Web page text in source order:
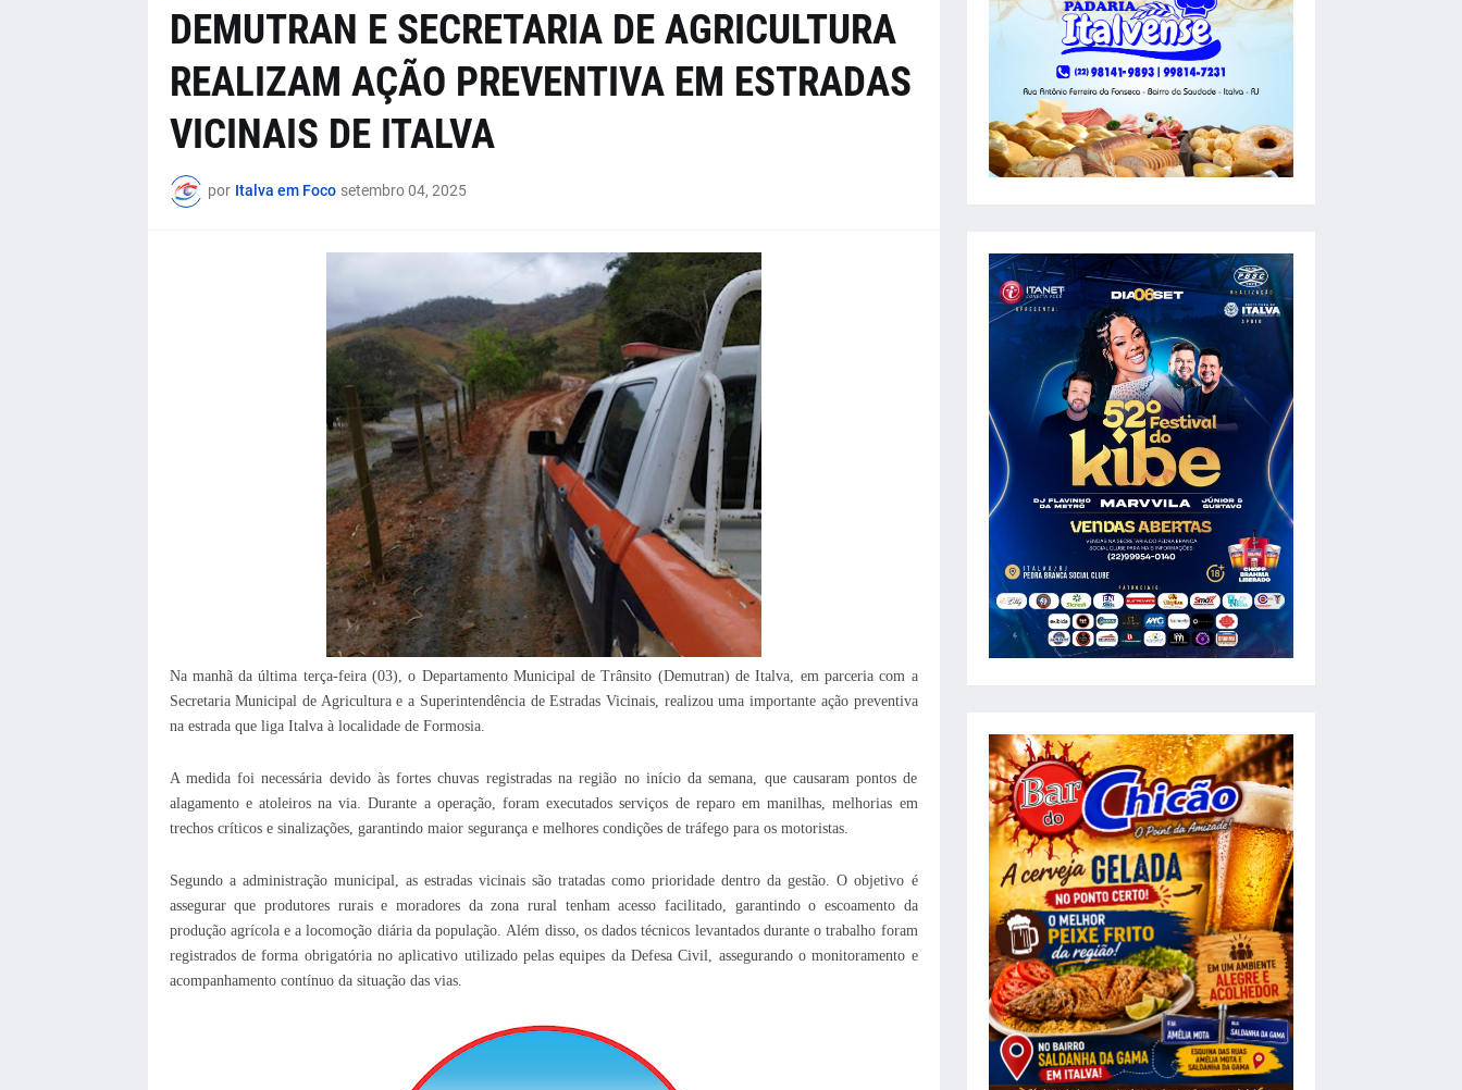
DEMUTRAN E SECRETARIA DE AGRICULTURA
REALIZAM AÇÃO PREVENTIVA EM ESTRADAS
VICINAIS DE ITALVA
por Italva em Foco setembro 04, 2025
Na manhã da última terça-feira (03), o Departamento Municipal de Trânsito (Demutran) de Italva, em parceria com a
Secretaria Municipal de Agricultura e a Superintendência de Estradas Vicinais, realizou uma importante ação preventiva
na estrada que liga Italva à localidade de Formosia.
A medida foi necessária devido às fortes chuvas registradas na região no início da semana, que causaram pontos de
alagamento e atoleiros na via. Durante a operação, foram executados serviços de reparo em manilhas, melhorias em
trechos críticos e sinalizações, garantindo maior segurança e melhores condições de tráfego para os motoristas.
Segundo a administração municipal, as estradas vicinais são tratadas como prioridade dentro da gestão. O objetivo é
assegurar que produtores rurais e moradores da zona rural tenham acesso facilitado, garantindo o escoamento da
produção agrícola e a locomoção diária da população. Além disso, os dados técnicos levantados durante o trabalho foram
registrados de forma obrigatória no aplicativo utilizado pelas equipes da Defesa Civil, assegurando o monitoramento e
acompanhamento contínuo da situação das vias.